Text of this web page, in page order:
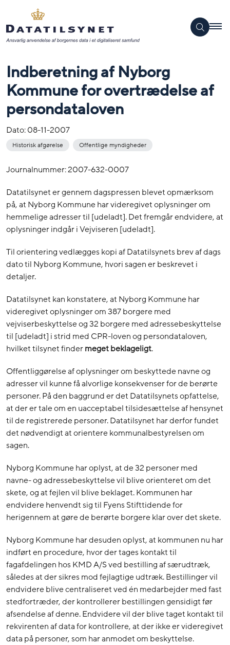
Indberetning af Nyborg
Kommune for overtrædelse af
persondataloven
Dato:08-11-2007
Historisk afgørelse Offentlige myndigheder
Journalnummer: 2007-632-0007
Datatilsynet er gennem dagspressen blevet opmærksom
på, at Nyborg Kommune har videregivet oplysninger om
hemmelige adresser til [udeladt]. Det fremgår endvidere, at
oplysninger indgår i Vejviseren [udeladt].
Til orientering vedlægges kopi af Datatilsynets brev af dags
dato til Nyborg Kommune, hvori sagen er beskrevet i
detaljer.
Datatilsynet kan konstatere, at Nyborg Kommune har
videregivet oplysninger om 387 borgere med
vejviserbeskyttelse og 32 borgere med adressebeskyttelse
til [udeladt] i strid med CPR-loven og persondataloven,
hvilket tilsynet findermeget beklageligt.
Offentliggørelse af oplysninger om beskyttede navne og
adresser vil kunne få alvorlige konsekvenser for de berørte
personer. På den baggrund er det Datatilsynets opfattelse,
at der er tale om en uacceptabel tilsidesættelse af hensynet
til de registrerede personer. Datatilsynet har derfor fundet
det nødvendigt at orientere kommunalbestyrelsen om
sagen.
Nyborg Kommune har oplyst, at de 32 personer med
navne- og adressebeskyttelse vil blive orienteret om det
skete, og at fejlen vil blive beklaget. Kommunen har
endvidere henvendt sig til Fyens Stifttidende for
herigennem at gøre de berørte borgere klar over det skete.
Nyborg Kommune har desuden oplyst, at kommunen nu har
indført en procedure, hvor der tages kontakt til
fagafdelingen hos KMD A/S ved bestilling af særudtræk,
således at der sikres mod fejlagtige udtræk. Bestillinger vil
endvidere blive centraliseret ved én medarbejder med fast
stedfortræder, der kontrollerer bestillingen gensidigt før
afsendelse af denne. Endvidere vil der blive taget kontakt til
rekvirenten af data for kontrollere, at der ikke er videregivet
data på personer, som har anmodet om beskyttelse.